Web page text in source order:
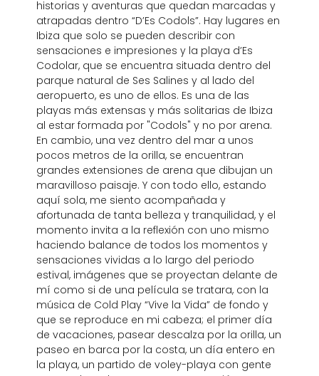
historias y aventuras que quedan marcadas y
atrapadas dentro “D’Es Codols”. Hay lugares en
Ibiza que solo se pueden describir con
sensaciones e impresiones y la playa d’Es
Codolar, que se encuentra situada dentro del
parque natural de Ses Salines y al lado del
aeropuerto, es uno de ellos. Es una de las
playas más extensas y más solitarias de Ibiza
al estar formada por "Codols" y no por arena.
En cambio, una vez dentro del mar a unos
pocos metros de la orilla, se encuentran
grandes extensiones de arena que dibujan un
maravilloso paisaje. Y con todo ello, estando
aquí sola, me siento acompañada y
afortunada de tanta belleza y tranquilidad, y el
momento invita a la reflexión con uno mismo
haciendo balance de todos los momentos y
sensaciones vividas a lo largo del periodo
estival, imágenes que se proyectan delante de
mí como si de una película se tratara, con la
música de Cold Play “Vive la Vida” de fondo y
que se reproduce en mi cabeza; el primer día
de vacaciones, pasear descalza por la orilla, un
paseo en barca por la costa, un día entero en
la playa, un partido de voley-playa con gente